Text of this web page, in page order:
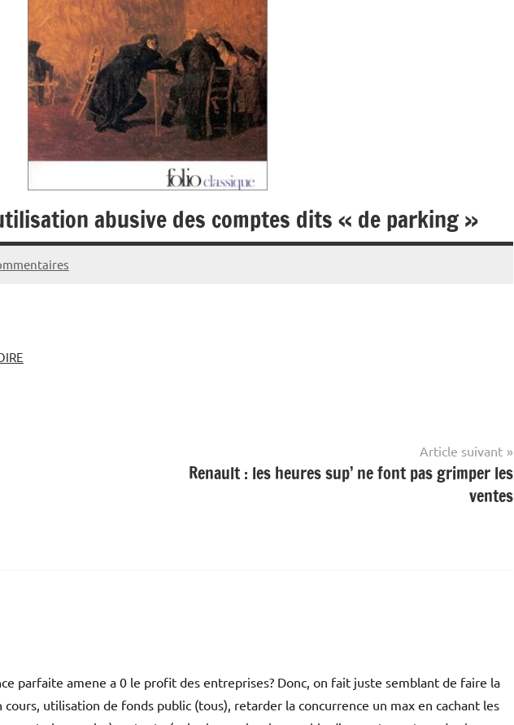
abusive des comptes dits « de parking »
Article suivant
Renault : les heures sup’ ne font pas grimper les
ventes
parfaite amene a 0 le profit des entreprises? Donc, on fait juste semblant de faire la
utilisation de fonds public (tous), retarder la concurrence un max en cachant les